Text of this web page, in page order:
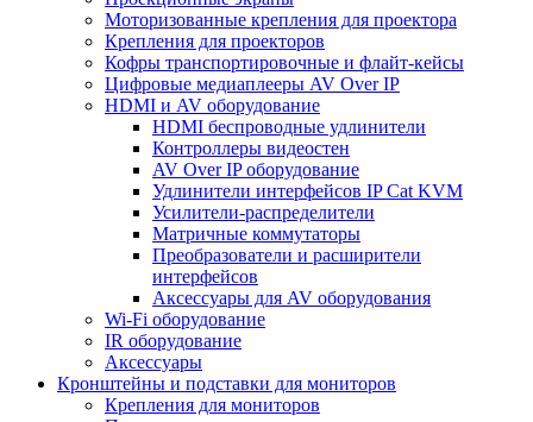
Моторизованные крепления для проектора
Крепления для проекторов
Кофры транспортировочные и флайт-кейсы
Цифровые медиаплееры AV Over IP
HDMI и AV оборудование
HDMI беспроводные удлинители
Контроллеры видеостен
AV Over IP оборудование
Удлинители интерфейсов IP Cat KVM
Усилители-распределители
Матричные коммутаторы
Преобразователи и расширители
интерфейсов
Аксессуары для AV оборудования
Wi-Fi оборудование
IR оборудование
Аксессуары
Кронштейны и подставки для мониторов
Крепления для мониторов